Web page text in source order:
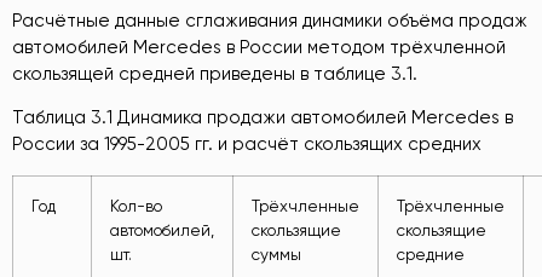
Расчётные данные сглаживания динамики объёма продаж
автомобилей Mercedes в России методом трёхчленной
скользящей средней приведены в таблице 3.1.
Таблица 3.1 Динамика продажи автомобилей Mercedes в
России за 1995-2005 гг. и расчёт скользящих средних
Год
Кол-во
автомобилей,
шт.
Трёхчленные
скользящие
суммы
Трёхчленные
скользящие
средние